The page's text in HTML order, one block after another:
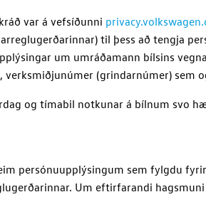
var á vefsíðunni
til þess að tengja
um umráðamann bílsins
(grindarnúmer) sem
og tímabil notkunar á bílnum svo
persónuupplýsingum sem fylgdu
Um eftirfarandi hagsmuni